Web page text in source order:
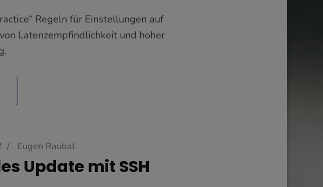
Regeln für Einstellungen auf
Latenzempfindlichkeit und hoher
/ Eugen Raubal
Update mit SSH